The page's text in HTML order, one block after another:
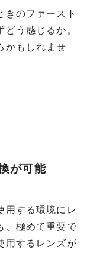
きのファースト
う感じるか。
かもしれませ
が可能
用する環境にレ
、極めて重要で
用するレンズが